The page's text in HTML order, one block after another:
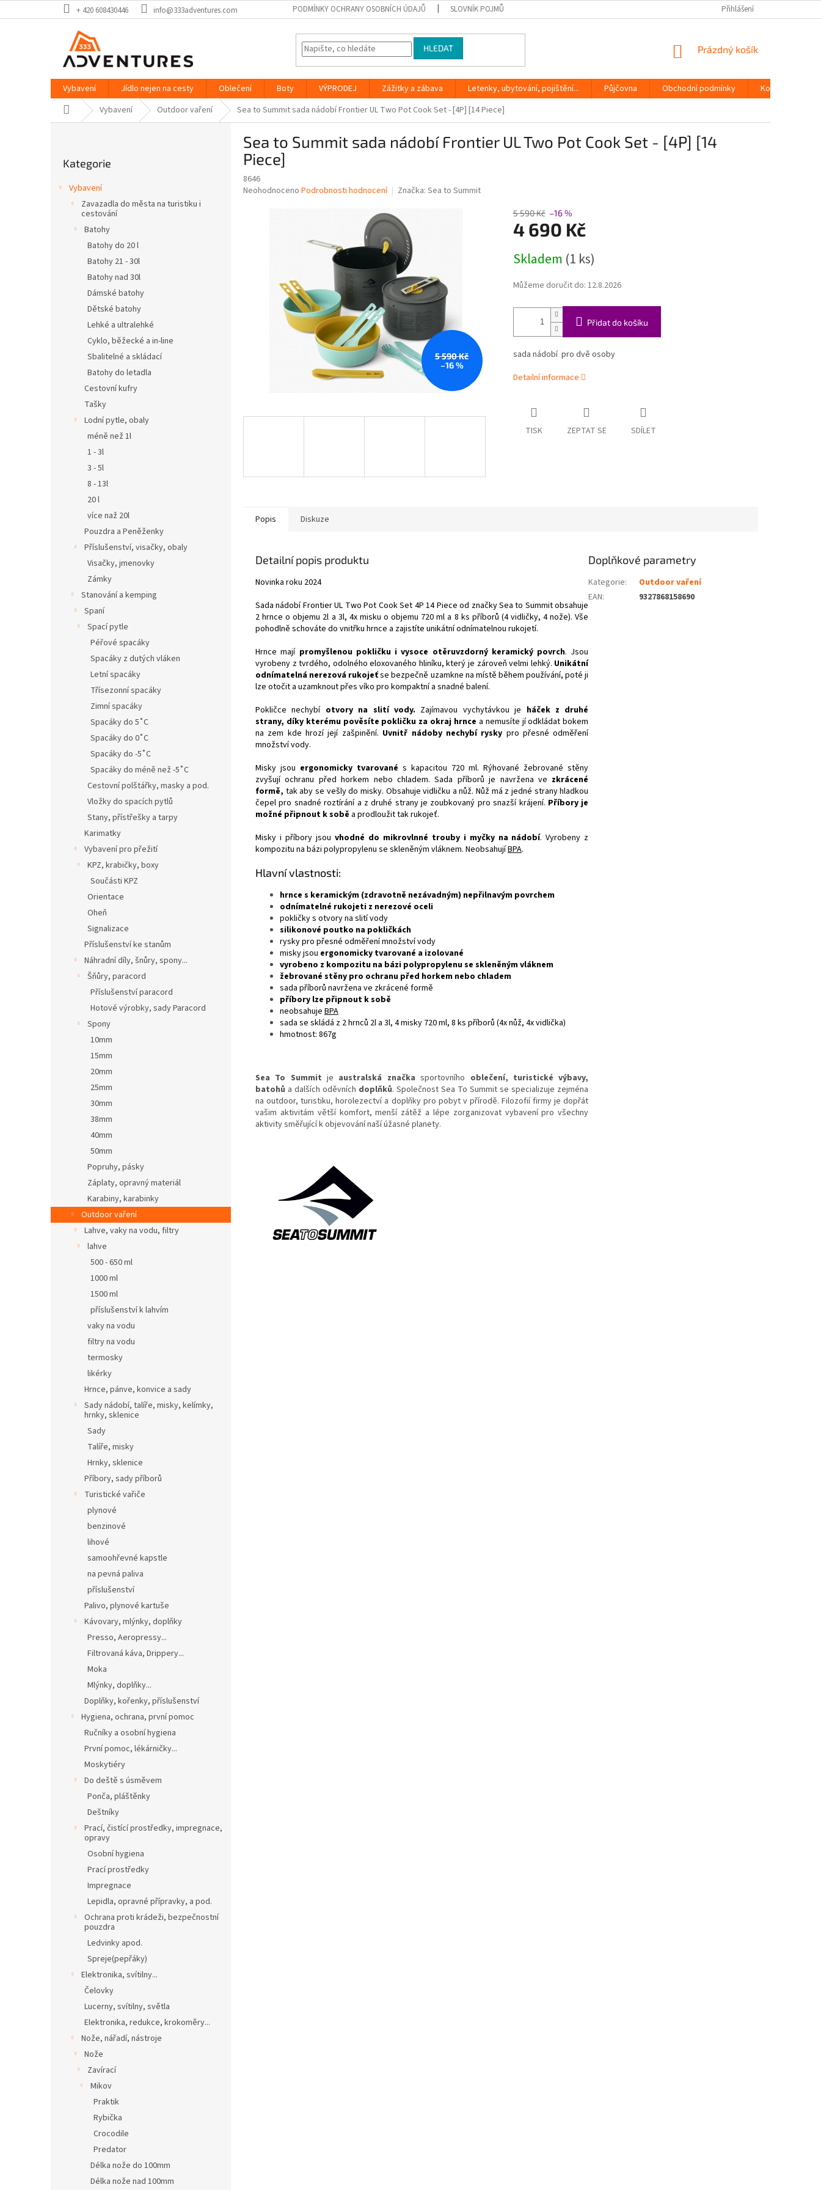
na
+ 420 608430446 info@333adventures.com PODMÍNKY OCHRANY OSOBNÍCH ÚDAJŮ SLOVNÍK POJMŮ Přihlášení
HLEDAT
NÁKUPNÍ
Prázdný košík
Vybavení Jídlo nejen na cesty Oblečení Boty VÝPRODEJ Zážitky a zábava Letenky, ubytování, pojištění... Půjčovna Obchodní podmínky
Kontakty
Domů Vybavení Outdoor vaření Sea to Summit sada nádobí Frontier UL Two Pot Cook Set - [4P] [14 Piece]
kategorie
Kategorie
Vybavení
Zavazadla do města na turistiku i
cestování
Batohy
Batohy do 20 l
Batohy 21 - 30l
Batohy nad 30l
Dámské batohy
Dětské batohy
Lehké a ultralehké
Cyklo, běžecké a in-line
Sbalitelné a skládací
Batohy do letadla
Cestovní kufry
Tašky
Lodní pytle, obaly
méně než 1l
1 - 3l
3 - 5l
8 - 13l
20 l
více naž 20l
Pouzdra a Peněženky
Příslušenství, visačky, obaly
Visačky, jmenovky
Zámky
Stanování a kemping
Spaní
Spací pytle
Péřové spacáky
Spacáky z dutých vláken
Letní spacáky
Třísezonní spacáky
Zimní spacáky
Spacáky do 5˚C
Spacáky do 0˚C
Spacáky do -5˚C
Spacáky do méně než -5˚C
Cestovní polštářky, masky a pod.
Vložky do spacích pytlů
Stany, přístřešky a tarpy
Karimatky
Vybavení pro přežití
KPZ, krabičky, boxy
Součásti KPZ
Orientace
Oheň
Signalizace
Příslušenství ke stanům
Náhradní díly, šnůry, spony...
Šňůry, paracord
Příslušenství paracord
Hotové výrobky, sady Paracord
Spony
10mm
15mm
20mm
25mm
30mm
38mm
40mm
50mm
Popruhy, pásky
Záplaty, opravný materiál
Karabiny, karabinky
Outdoor vaření
Lahve, vaky na vodu, filtry
lahve
500 - 650 ml
1000 ml
1500 ml
příslušenství k lahvím
vaky na vodu
filtry na vodu
termosky
likérky
Hrnce, pánve, konvice a sady
Sady nádobí, talíře, misky, kelímky,
hrnky, sklenice
Sady
Talíře, misky
Hrnky, sklenice
Příbory, sady příborů
Turistické vařiče
plynové
benzinové
lihové
samoohřevné kapstle
na pevná paliva
příslušenství
Palivo, plynové kartuše
Kávovary, mlýnky, doplňky
Presso, Aeropressy...
Filtrovaná káva, Drippery...
Moka
Mlýnky, doplňky...
Doplňky, kořenky, příslušenství
Hygiena, ochrana, první pomoc
Ručníky a osobní hygiena
První pomoc, lékárničky...
Moskytiéry
Do deště s úsměvem
Ponča, pláštěnky
Deštníky
Prací, čistící prostředky, impregnace,
opravy
Osobní hygiena
Prací prostředky
Impregnace
Lepidla, opravné přípravky, a pod.
Ochrana proti krádeži, bezpečnostní
pouzdra
Ledvinky apod.
Spreje(pepřáky)
Elektronika, svítilny...
Čelovky
Lucerny, svítilny, světla
Elektronika, redukce, krokoměry...
Nože, nářadí, nástroje
Nože
Zavírací
Mikov
Praktik
Rybička
Crocodile
Predator
Délka nože do 100mm
Délka nože nad 100mm
Sea to Summit sada nádobí Frontier UL Two Pot Cook Set - [4P] [14
Piece]
8646
Průměrné
Neohodnoceno Podrobnosti hodnocení Značka: Sea to Summit
5 590 Kč
–16 %
5 590 Kč –16 %
4 690 Kč
cena:
Skladem (1 ks)
Můžeme doručit do: 12.8.2026
Přidat do košíku
sada nádobí pro dvě osoby
Detailní informace
TISK ZEPTAT SE SDÍLET
Popis Diskuze
Detailní popis produktu
Novinka roku 2024
Sada nádobí Frontier UL Two Pot Cook Set 4P 14 Piece od značky Sea to Summit obsahuje
2 hrnce o objemu 2l a 3l, 4x misku o objemu 720 ml a 8 ks příborů (4 vidličky, 4 nože). Vše
pohodlně schováte do vnitřku hrnce a zajistíte unikátní odnímatelnou rukojetí.
Hrnce majípromyšlenou pokličku i vysoce otěruvzdorný keramický povrch. Jsou
vyrobeny z tvrdého, odolného eloxovaného hliníku, který je zároveň velmi lehký. Unikátní
odnímatelná nerezová rukojeťse bezpečně uzamkne na místě během používání, poté ji
lze otočit a uzamknout přes víko pro kompaktní a snadné balení.
Pokličce nechybí otvory na slití vody. Zajímavou vychytávkou je háček z druhé
strany, díky kterému pověsíte pokličku za okraj hrnce a nemusíte jí odkládat bokem
na zem kde hrozí její zašpinění. Uvnitř nádoby nechybí rysky pro přesné odměření
množství vody.
Misky jsou ergonomicky tvarovanés kapacitou 720 ml. Rýhované žebrované stěny
zvyšují ochranu před horkem nebo chladem. Sada příborů je navržena ve zkrácené
formě, tak aby se vešly do misky. Obsahuje vidličku a nůž. Nůž má z jedné strany hladkou
čepel pro snadné roztírání a z druhé strany je zoubkovaný pro snazší krájení. Příbory je
možné připnout k sobě a prodloužit tak rukojeť.
Misky i příbory jsou vhodné do mikrovlnné trouby i myčky na nádobí. Vyrobeny z
kompozitu na bázi polypropylenu se skleněným vláknem. NeobsahujíBPA.
Hlavní vlastnosti:
hrnce s keramickým (zdravotně nezávadným) nepřilnavým povrchem
odnímatelné rukojeti z nerezové oceli
pokličky s otvory na slití vody
silikonové poutko na pokličkách
rysky pro přesné odměření množství vody
misky jsou ergonomicky tvarované a izolované
vyrobeno z kompozitu na bázi polypropylenu se skleněným vláknem
žebrované stěny pro ochranu před horkem nebo chladem
sada příborů navržena ve zkrácené formě
příbory lze připnout k sobě
neobsahuje BPA
sada se skládá z 2 hrnců 2l a 3l, 4 misky 720 ml, 8 ks příborů (4x nůž, 4x vidlička)
hmotnost: 867g
Sea To Summit je australská značka sportovního oblečení, turistické výbavy,
batohů a dalších oděvních doplňků. Společnost Sea To Summit se specializuje zejména
na outdoor, turistiku, horolezectví a doplňky pro pobyt v přírodě. Filozofií firmy je dopřát
vašim aktivitám větší komfort, menší zátěž a lépe zorganizovat vybavení pro všechny
aktivity směřující k objevování naší úžasné planety.
Doplňkové parametry
Kategorie:
Outdoor vaření
EAN: 9327868158690